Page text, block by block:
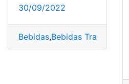
30/09/2022
Bebidas,Bebidas